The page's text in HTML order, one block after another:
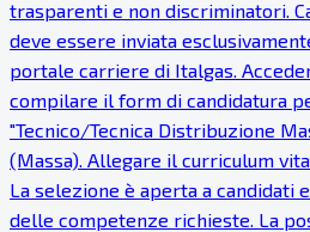
trasparenti e non discriminatori.
deve essere inviata
portale carriere di Italgas.
compilare il form di candidatura
"Tecnico/Tecnica Distribuzione
(Massa). Allegare il curriculum
La selezione è aperta a candidati
delle competenze richieste. La